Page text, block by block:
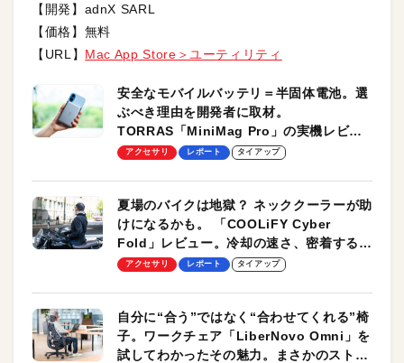
【開発】adnX SARL
【価格】無料
【URL】 Mac App Store＞ユーティリティ
安全なモバイルバッテリ＝半固体電池。選
ぶべき理由を開発者に取材。
TORRAS「MiniMag Pro」の実機レビュ
ーも
アクセサリ レポート タイアップ
夏場のバイクは地獄？ ネッククーラーが助
けになるかも。 「COOLiFY Cyber
Fold」レビュー。冷却の速さ、密着する冷
却プレート、シンプルな操作性がグッド！
アクセサリ レポート タイアップ
自分に“合う”ではなく“合わせてくれる”椅
子。ワークチェア「LiberNovo Omni」を
試してわかったその魅力。まさかのストレ